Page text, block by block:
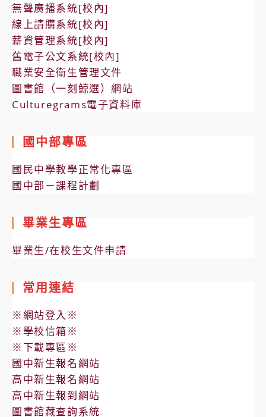
無聲廣播系統[校內]
線上請購系統[校內]
薪資管理系統[校內]
舊電子公文系統[校內]
職業安全衛生管理文件
圖書館（一刻鯨選）網站
Culturegrams電子資料庫
國中部專區
國民中學教學正常化專區
國中部－課程計劃
畢業生專區
畢業生/在校生文件申請
常用連結
※網站登入※
※學校信箱※
※下載專區※
國中新生報名網站
高中新生報名網站
高中新生報到網站
圖書館藏查詢系統